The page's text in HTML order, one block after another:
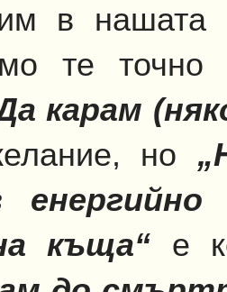
в
те
карам
но
къща“ е